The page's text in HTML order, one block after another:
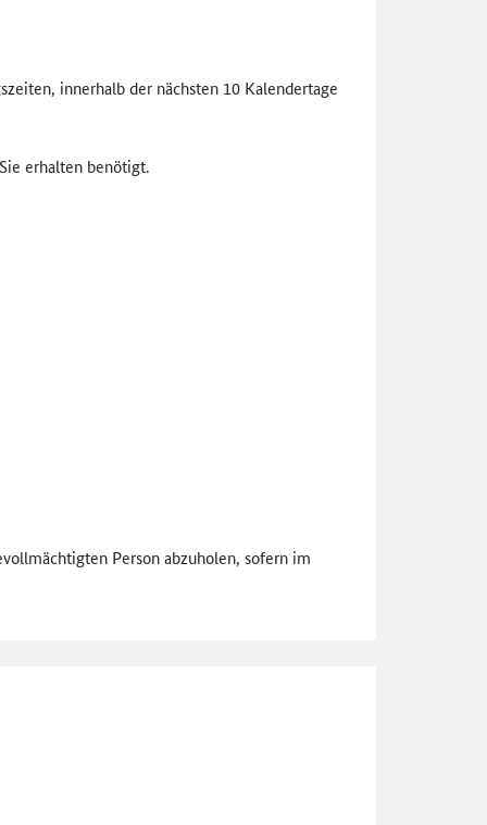
innerhalb der nächsten 10 Kalendertage
erhalten benötigt.
Person abzuholen, sofern im